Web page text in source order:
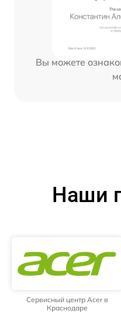
Вы можете
Наши
Сервисный центр Acer в
Краснодаре